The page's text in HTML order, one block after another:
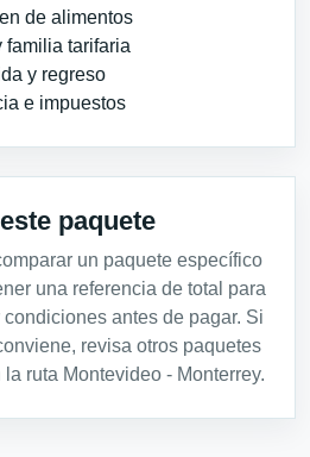
de alimentos
familia tarifaria
y regreso
e impuestos
paquete
un paquete específico
una referencia de total para
antes de pagar. Si
revisa otros paquetes
ruta Montevideo - Monterrey.